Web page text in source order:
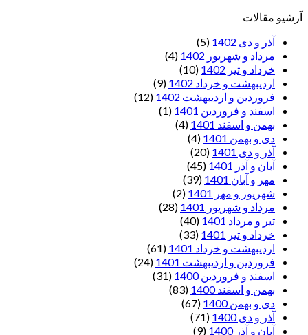
آرشیو مقالات
آذر و دی 1402
(5)
مرداد و شهریور 1402
(4)
خرداد و تیر 1402
(10)
اردیبهشت و خرداد 1402
(9)
فروردین و اردیبهشت 1402
(12)
اسفند و فروردین 1401
(1)
بهمن و اسفند 1401
(4)
دی و بهمن 1401
(4)
آذر و دی 1401
(20)
آبان و آذر 1401
(45)
مهر و آبان 1401
(39)
شهریور و مهر 1401
(2)
مرداد و شهریور 1401
(28)
تیر و مرداد 1401
(40)
خرداد و تیر 1401
(33)
اردیبهشت و خرداد 1401
(61)
فروردین و اردیبهشت 1401
(24)
اسفند و فروردین 1400
(31)
بهمن و اسفند 1400
(83)
دی و بهمن 1400
(67)
آذر و دی 1400
(71)
آبان و آذر 1400
(9)